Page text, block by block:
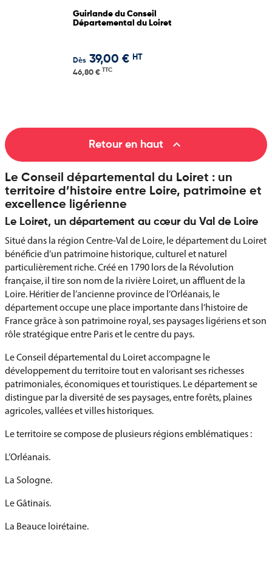
Guirlande du Conseil
Départemental du Loiret
Dès 39,00 € HT
46,80 € TTC
Retour en haut 
Le Conseil départemental du Loiret : un
territoire d’histoire entre Loire, patrimoine et
excellence ligérienne
Le Loiret, un département au cœur du Val de Loire
Situé dans la région Centre-Val de Loire, le département du Loiret
bénéficie d’un patrimoine historique, culturel et naturel
particulièrement riche. Créé en 1790 lors de la Révolution
française, il tire son nom de la rivière Loiret, un affluent de la
Loire. Héritier de l’ancienne province de l’Orléanais, le
département occupe une place importante dans l’histoire de
France grâce à son patrimoine royal, ses paysages ligériens et son
rôle stratégique entre Paris et le centre du pays.
Le Conseil départemental du Loiret accompagne le
développement du territoire tout en valorisant ses richesses
patrimoniales, économiques et touristiques. Le département se
distingue par la diversité de ses paysages, entre forêts, plaines
agricoles, vallées et villes historiques.
Le territoire se compose de plusieurs régions emblématiques :
L’Orléanais.
La Sologne.
Le Gâtinais.
La Beauce loirétaine.